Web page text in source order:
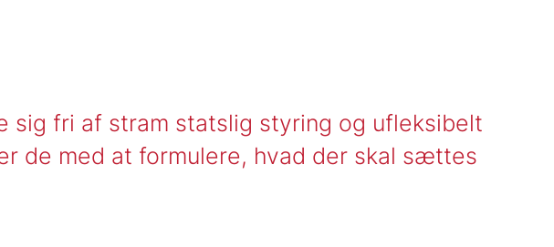
sig fri af stram statslig styring og ufleksibelt
de med at formulere, hvad der skal sættes